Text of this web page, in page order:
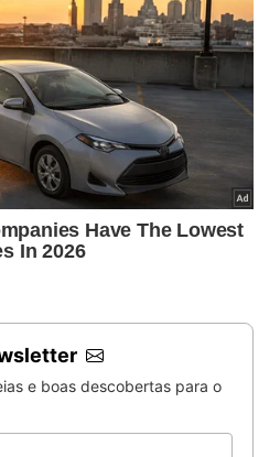
e boas descobertas para o